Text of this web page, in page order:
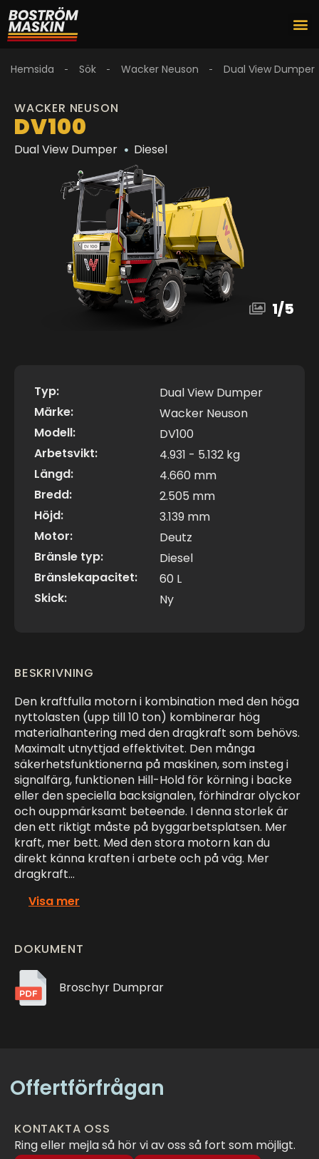
Hemsida Sök Wacker Neuson Dual View Dumper
BESKRIVNING
Den kraftfulla motorn i kombination med den höga
nyttolasten (upp till 10 ton) kombinerar hög
materialhantering med den dragkraft som behövs.
Maximalt utnyttjad effektivitet. Den många
säkerhetsfunktionerna på maskinen, som insteg i
signalfärg, funktionen Hill-Hold för körning i backe
eller den speciella backsignalen, förhindrar olyckor
och ouppmärksamt beteende. I denna storlek är
den ett riktigt måste på byggarbetsplatsen. Mer
kraft, mer bett. Med den stora motorn kan du
direkt känna kraften i arbete och på väg. Mer
dragkraft…
Visa mer
DOKUMENT
Broschyr Dumprar
WACKER NEUSON
DV100
Dual View Dumper Diesel
1/5
Typ:
Dual View Dumper
Märke:
Wacker Neuson
Modell:
DV100
Arbetsvikt:
4.931 - 5.132 kg
Längd:
4.660 mm
Bredd:
2.505 mm
Höjd:
3.139 mm
Motor:
Deutz
Bränsle typ:
Diesel
Bränslekapacitet:
60 L
Skick:
Ny
Offertförfrågan
KONTAKTA OSS
Ring eller mejla så hör vi av oss så fort som möjligt.